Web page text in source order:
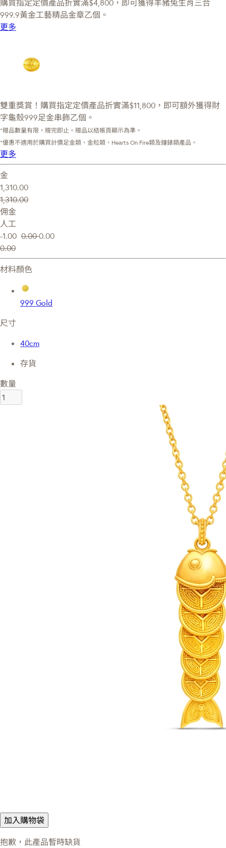
購買指定定價產品折實滿$4,800，即可獲得羊豬兔生肖三合
999.9黃金工藝精品金章乙個。
更多
雙重獎賞！購買指定定價產品折實滿$11,800，即可額外獲得財
字龜殼999足金串飾乙個。
*贈品數量有限，贈完即止。贈品以結帳頁顯示為準。
*優惠不適用於購買計價足金類、金粒類、Hearts On Fire類及鐘錶類產品。
更多
金
1,310.00
1,310.00
佣金
人工
-1.00 0.000.00
0.00
材料顏色
999 Gold
尺寸
40cm
存貨
數量
加入購物袋
抱歉，此產品暫時缺貨